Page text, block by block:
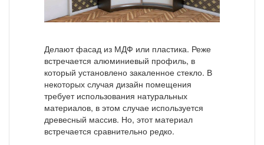
Делают фасад из МДФ или пластика. Реже
встречается алюминиевый профиль, в
который установлено закаленное стекло. В
некоторых случая дизайн помещения
требует использования натуральных
материалов, в этом случае используется
древесный массив. Но, этот материал
встречается сравнительно редко.